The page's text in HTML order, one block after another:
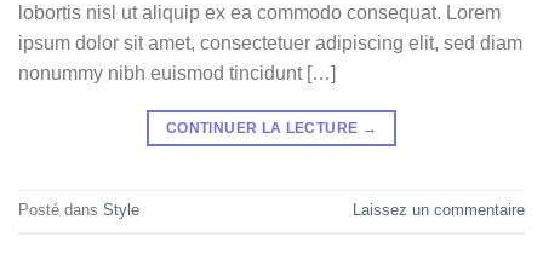
lobortis nisl ut aliquip ex ea commodo consequat. Lorem
ipsum dolor sit amet, consectetuer adipiscing elit, sed diam
nonummy nibh euismod tincidunt […]
CONTINUER LA LECTURE →
Posté dans Style Laissez un commentaire